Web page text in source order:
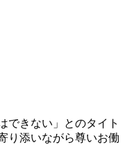
できない」とのタイト
り添いながら尊いお働